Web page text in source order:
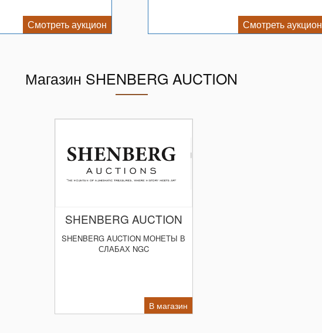
Смотреть аукцион Смотреть аукцион
Магазин SHENBERG AUCTION
SHENBERG AUCTION
SHENBERG AUCTION МОНЕТЫ В
СЛАБАХ NGC
В магазин